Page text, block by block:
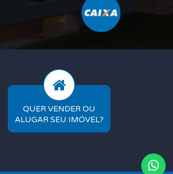
QUER VENDER OU
ALUGAR SEU IMÓVEL?